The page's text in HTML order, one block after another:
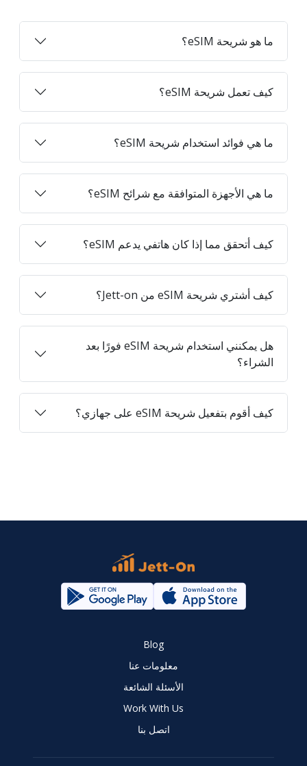
ما هو شريحة eSIM؟
كيف تعمل شريحة eSIM؟
ما هي فوائد استخدام شريحة eSIM؟
ما هي الأجهزة المتوافقة مع شرائح eSIM؟
كيف أتحقق مما إذا كان هاتفي يدعم eSIM؟
كيف أشتري شريحة eSIM من Jett-on؟
هل يمكنني استخدام شريحة eSIM فورًا بعد
الشراء؟
كيف أقوم بتفعيل شريحة eSIM على جهازي؟
Blog
معلومات عنا
الأسئلة الشائعة
Work With Us
اتصل بنا